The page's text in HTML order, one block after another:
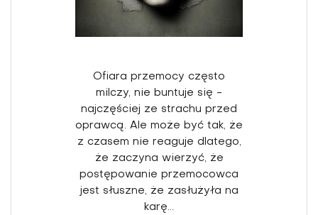
Ofiara przemocy często
milczy, nie buntuje się -
najczęściej ze strachu przed
oprawcą. Ale może być tak, że
z czasem nie reaguje dlatego,
że zaczyna wierzyć, że
postępowanie przemocowca
jest słuszne, że zasłużyła na
karę...